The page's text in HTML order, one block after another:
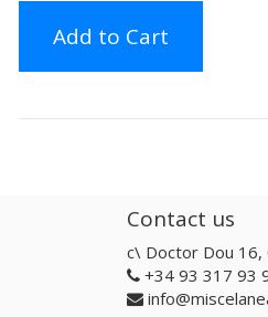
Add to Cart
Contact us
c\ Doctor Dou 16,
+34 93 317 93